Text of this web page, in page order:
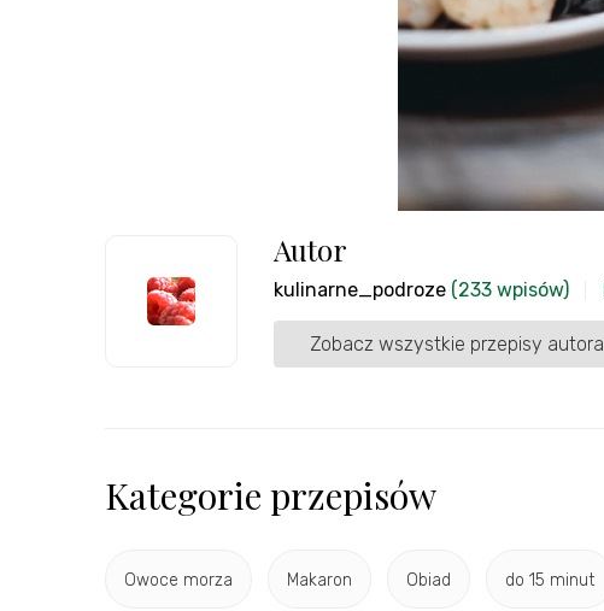
Autor
kulinarne_podroze (233 wpisów)
Zobacz wszystkie przepisy autora
Kategorie przepisów
Owoce morza Makaron Obiad do 15 minut